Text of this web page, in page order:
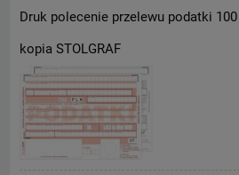
Druk polecenie przelewu podatki
kopia STOLGRAF